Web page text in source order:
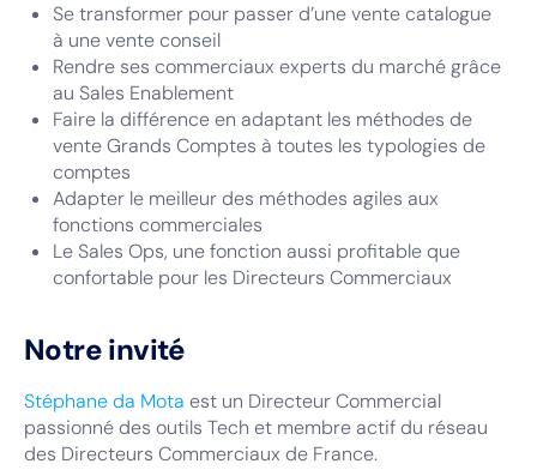
Se transformer pour passer d’une vente catalogue
à une vente conseil
Rendre ses commerciaux experts du marché grâce
au Sales Enablement
Faire la différence en adaptant les méthodes de
vente Grands Comptes à toutes les typologies de
comptes
Adapter le meilleur des méthodes agiles aux
fonctions commerciales
Le Sales Ops, une fonction aussi profitable que
confortable pour les Directeurs Commerciaux
Notre invité
Stéphane da Mota est un Directeur Commercial
passionné des outils Tech et membre actif du réseau
des Directeurs Commerciaux de France.